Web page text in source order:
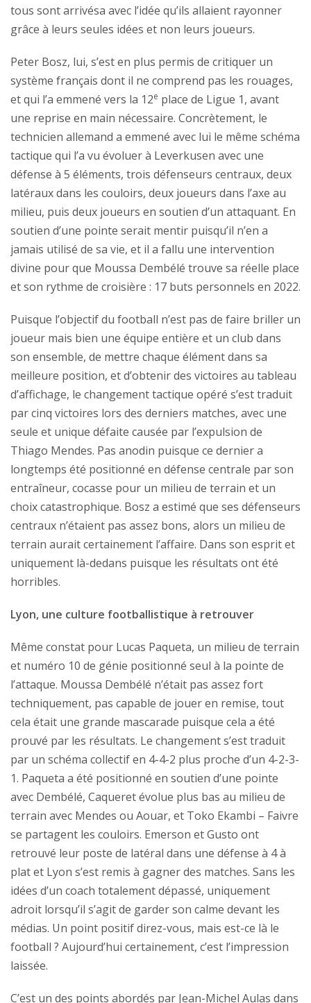
tous sont arrivésa avec l’idée qu’ils allaient rayonner
grâce à leurs seules idées et non leurs joueurs.
Peter Bosz, lui, s’est en plus permis de critiquer un
système français dont il ne comprend pas les rouages,
et qui l’a emmené vers la 12e place de Ligue 1, avant
une reprise en main nécessaire. Concrètement, le
technicien allemand a emmené avec lui le même schéma
tactique qui l’a vu évoluer à Leverkusen avec une
défense à 5 éléments, trois défenseurs centraux, deux
latéraux dans les couloirs, deux joueurs dans l’axe au
milieu, puis deux joueurs en soutien d’un attaquant. En
soutien d’une pointe serait mentir puisqu’il n’en a
jamais utilisé de sa vie, et il a fallu une intervention
divine pour que Moussa Dembélé trouve sa réelle place
et son rythme de croisière : 17 buts personnels en 2022.
Puisque l’objectif du football n’est pas de faire briller un
joueur mais bien une équipe entière et un club dans
son ensemble, de mettre chaque élément dans sa
meilleure position, et d’obtenir des victoires au tableau
d’affichage, le changement tactique opéré s’est traduit
par cinq victoires lors des derniers matches, avec une
seule et unique défaite causée par l’expulsion de
Thiago Mendes. Pas anodin puisque ce dernier a
longtemps été positionné en défense centrale par son
entraîneur, cocasse pour un milieu de terrain et un
choix catastrophique. Bosz a estimé que ses défenseurs
centraux n’étaient pas assez bons, alors un milieu de
terrain aurait certainement l’affaire. Dans son esprit et
uniquement là-dedans puisque les résultats ont été
horribles.
Lyon, une culture footballistique à retrouver
Même constat pour Lucas Paqueta, un milieu de terrain
et numéro 10 de génie positionné seul à la pointe de
l’attaque. Moussa Dembélé n’était pas assez fort
techniquement, pas capable de jouer en remise, tout
cela était une grande mascarade puisque cela a été
prouvé par les résultats. Le changement s’est traduit
par un schéma collectif en 4-4-2 plus proche d’un 4-2-3-
1. Paqueta a été positionné en soutien d’une pointe
avec Dembélé, Caqueret évolue plus bas au milieu de
terrain avec Mendes ou Aouar, et Toko Ekambi – Faivre
se partagent les couloirs. Emerson et Gusto ont
retrouvé leur poste de latéral dans une défense à 4 à
plat et Lyon s’est remis à gagner des matches. Sans les
idées d’un coach totalement dépassé, uniquement
adroit lorsqu’il s’agit de garder son calme devant les
médias. Un point positif direz-vous, mais est-ce là le
football ? Aujourd’hui certainement, c’est l’impression
laissée.
C’est un des points abordés par Jean-Michel Aulas dans